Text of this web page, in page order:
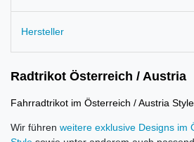
Hersteller
Radtrikot Österreich / Austria
Fahrradtrikot im Österreich / Austria Style
Wir führen weitere exklusive Designs im